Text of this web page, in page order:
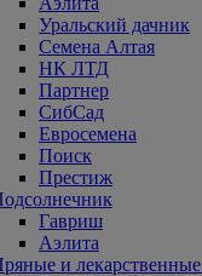
Уральский дачник
Семена Алтая
НК ЛТД
Партнер
СибСад
Евросемена
Поиск
Престиж
Гавриш
Аэлита
и